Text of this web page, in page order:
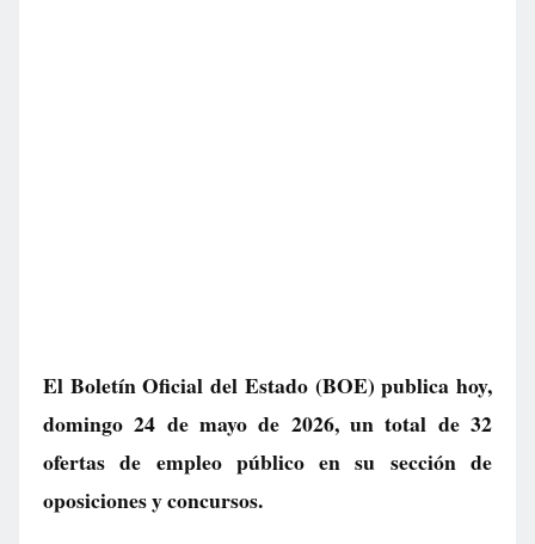
El Boletín Oficial del Estado (BOE) publica hoy,
domingo 24 de mayo de 2026, un total de 32
ofertas de empleo públicoen su sección de
oposiciones y concursos.